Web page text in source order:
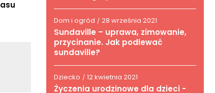
Dom i ogród / 28 września 2021
Sundaville – uprawa, zimowanie,
przycinanie. Jak podlewać
sundaville?
Dziecko / 12 kwietnia 2021
Życzenia urodzinowe dla dzieci -